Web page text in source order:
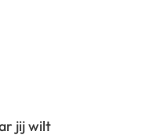
jij wilt